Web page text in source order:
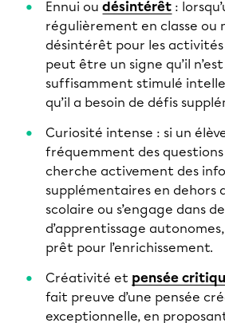
Ennui ou désintérêt :
régulièrement en classe ou
désintérêt pour les
peut être un signe qu’il
suffisamment stimulé
qu’il a besoin de défis
Curiosité intense : si un
fréquemment des questions
cherche activement des
supplémentaires en dehors
scolaire ou s’engage dans
d’apprentissage
prêt pour l’enrichissement.
Créativité et pensée
fait preuve d’une pensée
exceptionnelle, en